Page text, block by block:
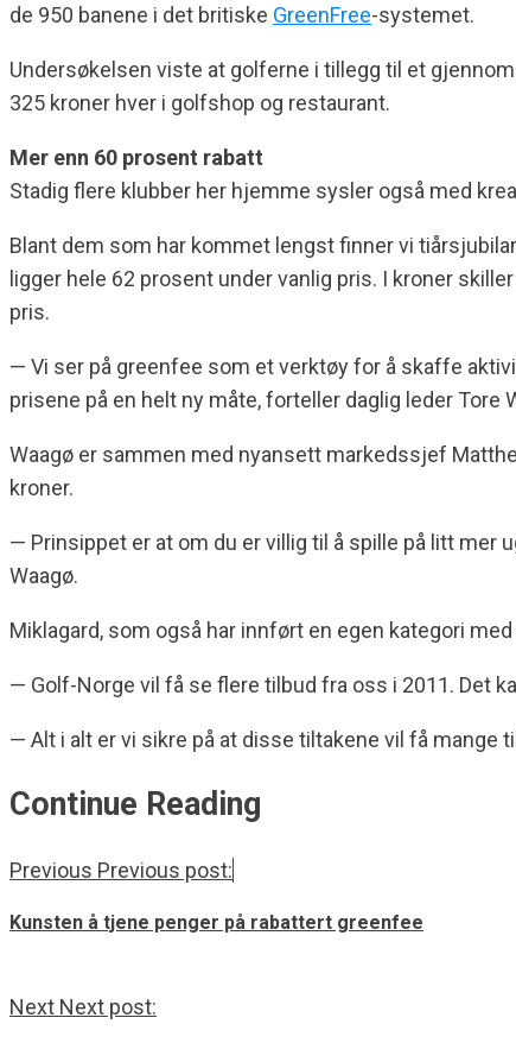
de 950 banene i det britiske GreenFree-systemet.
Undersøkelsen viste at golferne i tillegg til et
325 kroner hver i golfshop og restaurant.
Mer enn 60 prosent rabatt
Stadig flere klubber her hjemme sysler også med
Blant dem som har kommet lengst finner vi
ligger hele 62 prosent under vanlig pris. I kroner
pris.
— Vi ser på greenfee som et verktøy for å skaffe
prisene på en helt ny måte, forteller daglig leder Tore
Waagø er sammen med nyansett markedssjef
kroner.
— Prinsippet er at om du er villig til å spille på litt mer
Waagø.
Miklagard, som også har innført en egen kategori
— Golf-Norge vil få se flere tilbud fra oss i 2011. Det
— Alt i alt er vi sikre på at disse tiltakene vil få mange
Continue Reading
Previous Previous post:
Kunsten å tjene penger på rabattert greenfee
Next Next post: